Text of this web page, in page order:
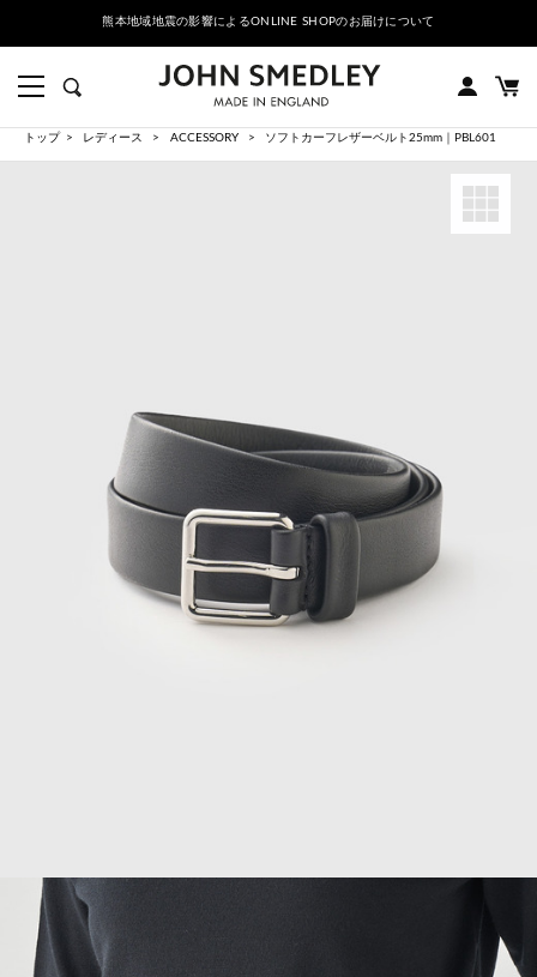
熊本地域地震の影響によるONLINE SHOPのお届けについて
トップ レディース ACCESSORY ソフトカーフレザーベルト25mm｜PBL601